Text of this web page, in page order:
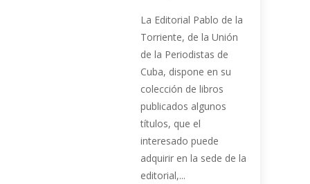
La Editorial Pablo de la
Torriente, de la Unión
de la Periodistas de
Cuba, dispone en su
colección de libros
publicados algunos
títulos, que el
interesado puede
adquirir en la sede de la
editorial,...